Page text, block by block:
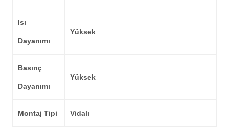
Isı
Dayanımı
Yüksek
Basınç
Dayanımı
Yüksek
Montaj Tipi Vidalı